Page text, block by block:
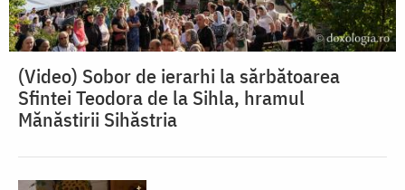
(Video) Sobor de ierarhi la sărbătoarea
Sfintei Teodora de la Sihla, hramul
Mănăstirii Sihăstria